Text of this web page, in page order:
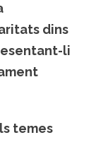
dins
li
temes